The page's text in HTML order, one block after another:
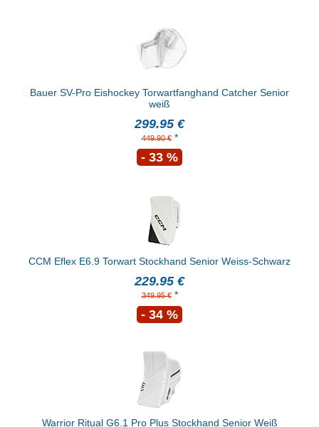
Bauer SV-Pro Eishockey Torwartfanghand Catcher Senior
weiß
299.95 €
449.90 €*
- 33 %
CCM Eflex E6.9 Torwart Stockhand Senior Weiss-Schwarz
229.95 €
349.95 €*
- 34 %
Warrior Ritual G6.1 Pro Plus Stockhand Senior Weiß